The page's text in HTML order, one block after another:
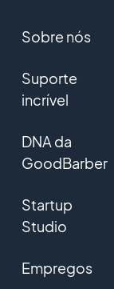
Sobre nós
Suporte
incrível
DNA da
GoodBarber
Startup
Studio
Empregos